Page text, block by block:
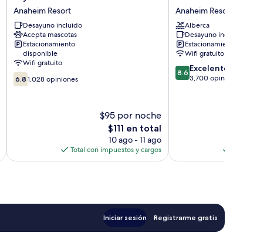
Inn
&
Suites
by
Wyndham
Anaheim
Anaheim
Resort
Anaheim Resort
Desayuno incluido
Acepta mascotas
Estacionamiento
disponible
Wifi gratuito
6.8
de
6.8 1,028 opiniones
$95 por noche
El
precio
actual
es
$111 en total
10 ago - 11 ago
Total con impuestos y cargos
Anaheim
Convention
Center
Anaheim
Resort
Anaheim Resort
Alberca
Desayuno incluido
Estacionamiento gratis
Wifi gratuito
8.6
de
8.6 Excelente
3,700 opiniones
Iniciar sesión Registrarme gratis